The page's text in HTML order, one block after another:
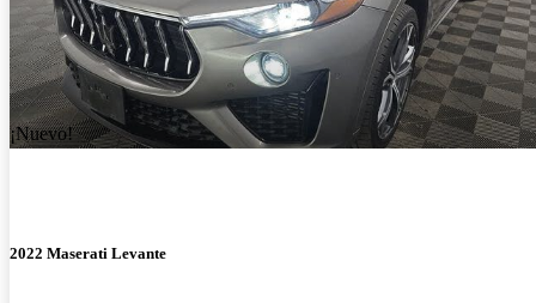
¡Nuevo!
2022 Maserati Levante